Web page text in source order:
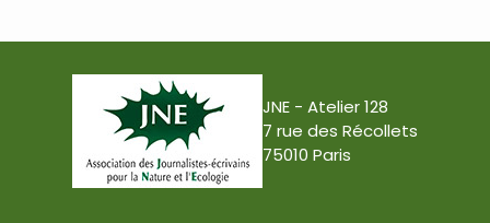
JNE - Atelier 128
7 rue des Récollets
75010 Paris